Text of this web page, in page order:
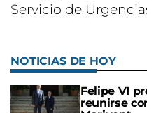
Servicio de
NOTICIAS DE HOY
Felipe VI
reunirse